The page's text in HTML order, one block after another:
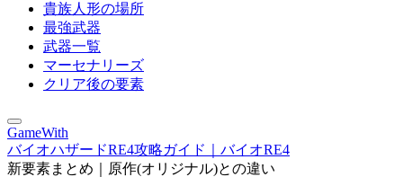
貴族人形の場所
最強武器
武器一覧
マーセナリーズ
クリア後の要素
GameWith
バイオハザードRE4攻略ガイド｜バイオRE4
新要素まとめ｜原作(オリジナル)との違い